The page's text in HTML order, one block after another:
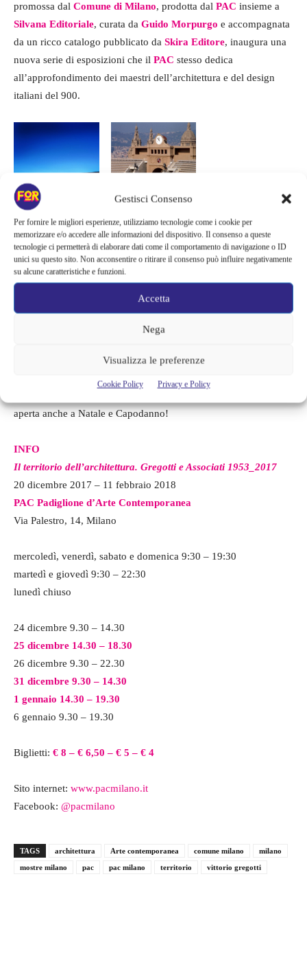
Gestisci Consenso
Per fornire le migliori esperienze, utilizziamo tecnologie come i cookie per
memorizzare e/o accedere alle informazioni del dispositivo. Il consenso a queste
tecnologie ci permetterà di elaborare dati come il comportamento di navigazione o ID
unici su questo sito. Non acconsentire o ritirare il consenso può influire negativamente
su alcune caratteristiche e funzioni.
Accetta
Nega
Visualizza le preferenze
Cookie Policy Privacy e Policy
promossa dal Comune di Milano, prodotta dal PAC insieme a
Silvana Editoriale, curata da Guido Morpurgo e accompagnata
da un ricco catalogo pubblicato da Skira Editore, inaugura una
nuova serie di esposizioni che il PAC stesso dedica
all’approfondimento dei maestri dell’architettura e del design
italiani del 900.
Città nuova di Pujiang,
Shanghai, 2001-2017
Stadio Olimpico,
Barcellona, 1986-1988
torpore invernale e magari passare qualche ora delle vostre
aperta anche a Natale e Capodanno!
INFO
Il territorio dell’architettura. Gregotti e Associati 1953_2017
20 dicembre 2017 – 11 febbraio 2018
PAC Padiglione d’Arte Contemporanea
Via Palestro, 14, Milano
mercoledì, venerdì, sabato e domenica 9:30 – 19:30
martedì e giovedì 9:30 – 22:30
lunedì chiuso
24 dicembre 9.30 – 14.30
25 dicembre 14.30 – 18.30
26 dicembre 9.30 – 22.30
31 dicembre 9.30 – 14.30
1 gennaio 14.30 – 19.30
6 gennaio 9.30 – 19.30
Biglietti: € 8 – € 6,50 – € 5 – € 4
Sito internet: www.pacmilano.it
Facebook: @pacmilano
TAGS architettura Arte contemporanea comune milano
milano
mostre milano
pac pac milano territorio vittorio gregotti